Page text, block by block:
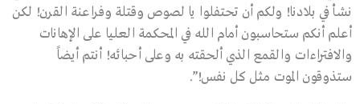
نشأ في بلادنا! ولكم أن تحتفلوا يا لصوص وقتلة وفراعنة القرن! لكن
أعلم أنكم ستحاسبون أمام الله في المحكمة العليا على الإهانات
والافتراءات والقمع الذي ألحقته به وعلى أحبائه! أنتم أيضاً
ستذوقون الموت مثل كل نفس!”.